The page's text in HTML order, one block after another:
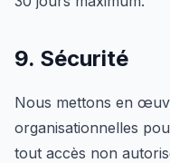
9. Sécurité
Nous mettons en
organisationnelles
tout accès non